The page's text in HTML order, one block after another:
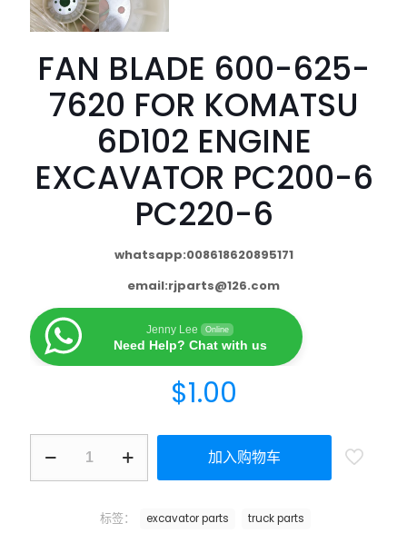
FAN BLADE 600-625-
7620 FOR KOMATSU
6D102 ENGINE
EXCAVATOR PC200-6
PC220-6
whatsapp:008618620895171
email:rjparts@126.com
Jenny Lee Online
Need Help? Chat with us
$1.00
加入购物车
标签： excavator parts truck parts